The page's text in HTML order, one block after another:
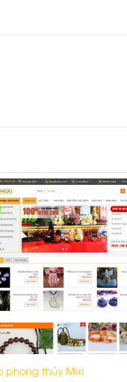
phong thủy Mixi